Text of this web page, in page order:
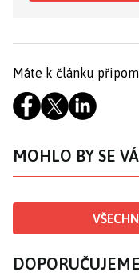
Máte k článku
MOHLO BY SE
DOPORUČUJEME